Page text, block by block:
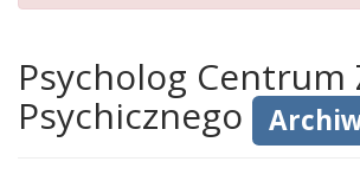
Psycholog Centrum
Psychicznego